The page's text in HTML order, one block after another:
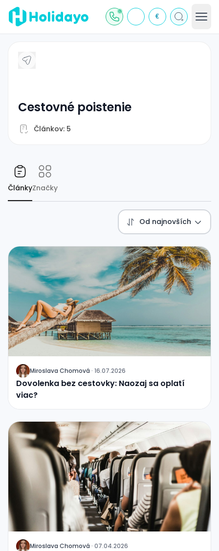
€
cestovné poistenie
Článkov: 5
ČlánkyZnačky
Od najnovších
J Miroslava Chomová · 16.07.2026
Dovolenka bez cestovky: Naozaj sa oplatí
viac?
J Miroslava Chomová · 07.04.2026